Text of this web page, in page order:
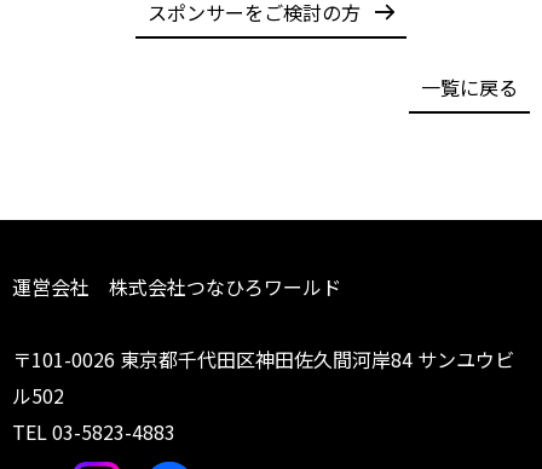
スポンサーをご検討の方
一覧に戻る
運営会社 株式会社つなひろワールド
〒101-0026 東京都千代田区神田佐久間河岸84 サンユウビ
ル502
TEL03-5823-4883